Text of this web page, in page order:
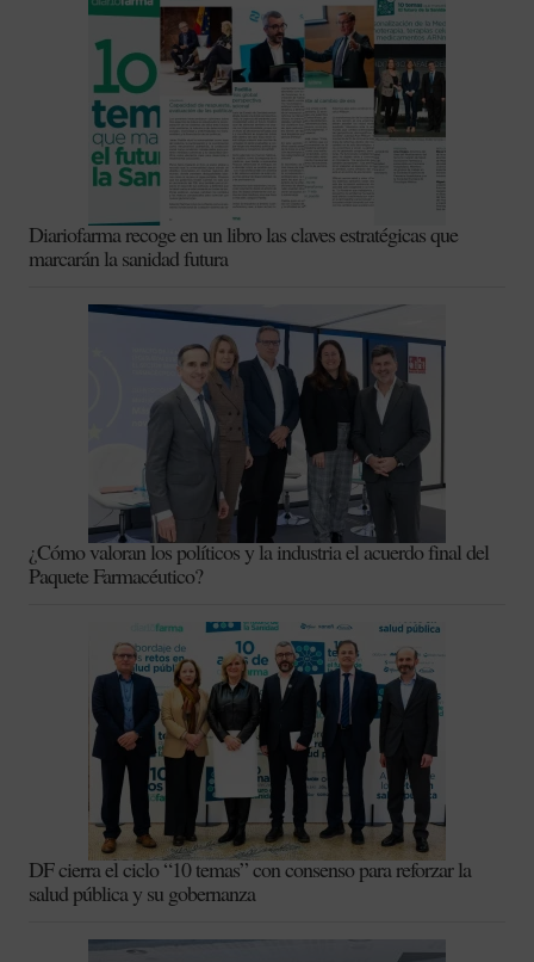
Diariofarma recoge en un libro las claves estratégicas que
marcarán la sanidad futura
¿Cómo valoran los políticos y la industria el acuerdo final del
Paquete Farmacéutico?
DF cierra el ciclo “10 temas” con consenso para reforzar la
salud pública y su gobernanza